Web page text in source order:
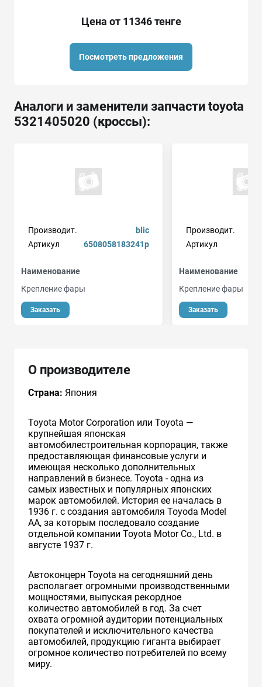
Цена от 11346 тенге
Посмотреть предложения
Аналоги и заменители запчасти toyota
5321405020 (кроссы):
Производит.
blic
Артикул
6508058183241p
Наименование
Крепление фары
Заказать
Производит.
Артикул
Наименование
Крепление фары
Заказать
О производителе
Страна: Япония
Toyota Motor Corporation или Toyota —
крупнейшая японская
автомобилестроительная корпорация, также
предоставляющая финансовые услуги и
имеющая несколько дополнительных
направлений в бизнесе. Toyota - одна из
самых известных и популярных японских
марок автомобилей. История ее началась в
1936 г. с создания автомобиля Toyoda Model
AA, за которым последовало создание
отдельной компании Toyota Motor Co., Ltd. в
августе 1937 г.
Автоконцерн Toyota на сегодняшний день
располагает огромными производственными
мощностями, выпуская рекордное
количество автомобилей в год. За счет
охвата огромной аудитории потенциальных
покупателей и исключительного качества
автомобилей, продукцию гиганта выбирает
огромное количество потребителей по всему
миру.